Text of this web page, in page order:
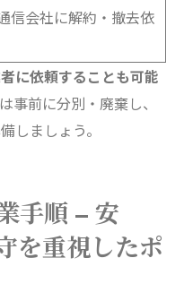
信会社に解約・撤去依
に依頼することも可能
事前に分別・廃棄し、
しましょう。
を重視したポ